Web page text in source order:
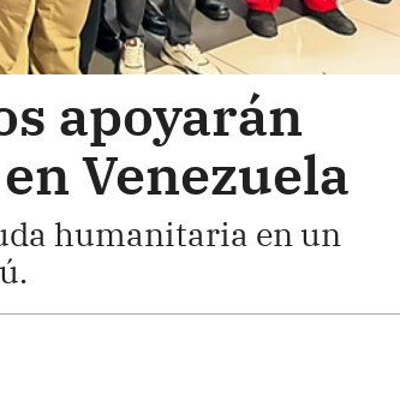
apoyarán
Venezuela
humanitaria en un